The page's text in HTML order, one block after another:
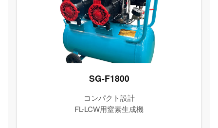
SG-F1800
コンパクト設計
FL-LCW用窒素生成機